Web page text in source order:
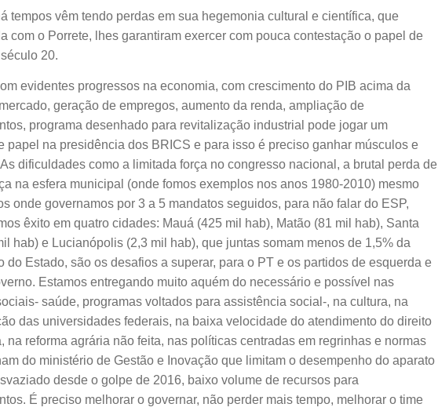
tempos vêm tendo perdas em sua hegemonia cultural e científica, que
com o Porrete, lhes garantiram exercer com pouca contestação o papel de
20.
evidentes progressos na economia, com crescimento do PIB acima da
geração de empregos, aumento da renda, ampliação de
programa desenhado para revitalização industrial pode jogar um
papel na presidência dos BRICS e para isso é preciso ganhar músculos e
dificuldades como a limitada força no congresso nacional, a brutal perda de
na esfera municipal (onde fomos exemplos nos anos 1980-2010) mesmo
onde governamos por 3 a 5 mandatos seguidos, para não falar do ESP,
êxito em quatro cidades: Mauá (425 mil hab), Matão (81 mil hab), Santa
hab) e Lucianópolis (2,3 mil hab), que juntas somam menos de 1,5% da
do Estado, são os desafios a superar, para o PT e os partidos de esquerda e
Estamos entregando muito aquém do necessário e possível nas
saúde, programas voltados para assistência social-, na cultura, na
das universidades federais, na baixa velocidade do atendimento do direito
na reforma agrária não feita, nas políticas centradas em regrinhas e normas
do ministério de Gestão e Inovação que limitam o desempenho do aparato
desde o golpe de 2016, baixo volume de recursos para
É preciso melhorar o governar, não perder mais tempo, melhorar o time